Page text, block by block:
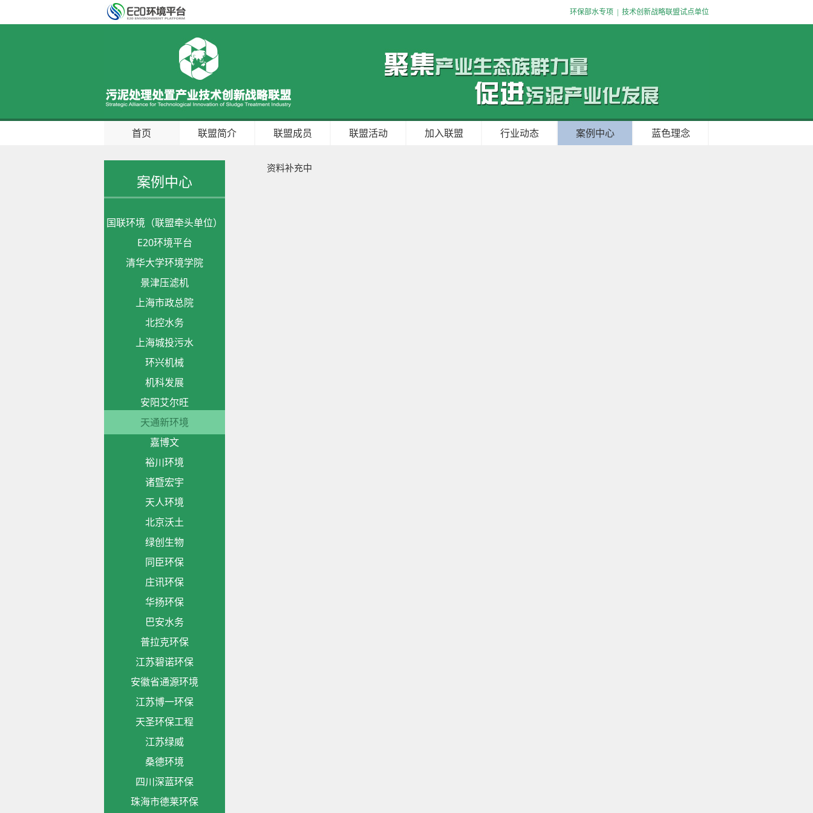
环保部水专项 技术创新战略联盟试点单位
首页 联盟简介 联盟成员 联盟活动 加入联盟 行业动态 案例中心 蓝色理念
案例中心
国联环境（联盟牵头单位）
E20环境平台
清华大学环境学院
景津压滤机
上海市政总院
北控水务
上海城投污水
环兴机械
机科发展
安阳艾尔旺
天通新环境
嘉博文
裕川环境
诸暨宏宇
天人环境
北京沃土
绿创生物
同臣环保
庄讯环保
华扬环保
巴安水务
普拉克环保
江苏碧诺环保
安徽省通源环境
江苏博一环保
天圣环保工程
江苏绿威
桑德环境
四川深蓝环保
珠海市德莱环保
资料补充中